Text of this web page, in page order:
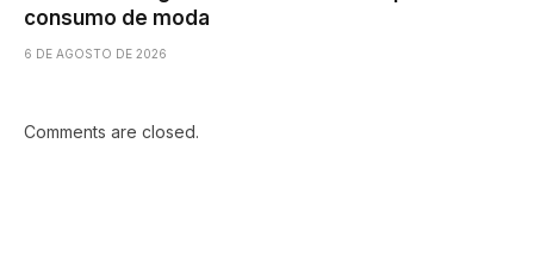
consumo de moda
6 DE AGOSTO DE 2026
Comments are closed.